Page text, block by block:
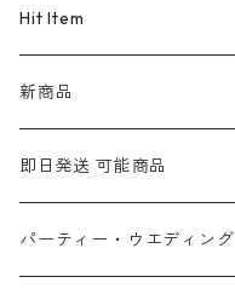
Hit Item
新商品
即日発送 可能商品
パーティー・ウエディング